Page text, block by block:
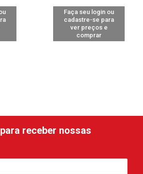
Faça seu login ou
cadastre-se para
ver preços e
comprar
receber nossas